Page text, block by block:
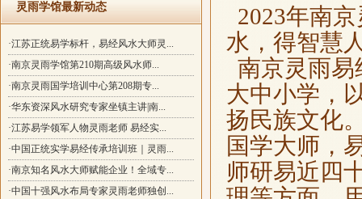
灵雨学馆最新动态
·江苏正统易学标杆，易经风水大师灵...
·南京灵雨学馆第210期高级风水师...
·南京灵雨国学培训中心第208期专...
·华东资深风水研究专家坐镇主讲|南...
·江苏易学领军人物灵雨老师 易经实...
·中国正统实学易经传承培训班｜灵雨...
·南京知名风水大师赋能企业！全域专...
·中国十强风水布局专家灵雨老师独创...
2023年南
水，得智慧
南京灵雨
大中小学，
扬民族文化
国学大师，
师研易近四